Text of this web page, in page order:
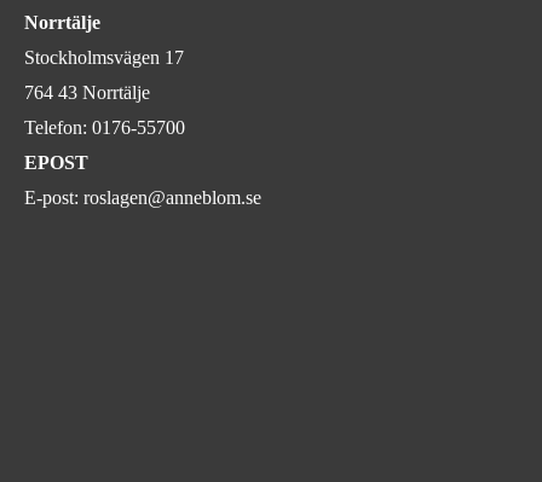
Norrtälje
Stockholmsvägen 17
764 43 Norrtälje
Telefon: 0176-55700
EPOST
E-post: roslagen@anneblom.se